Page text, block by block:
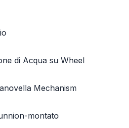
di Acqua su Wheel
Mechanism
montato